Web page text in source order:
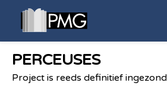
PERCEUSES
Project is reeds definitief